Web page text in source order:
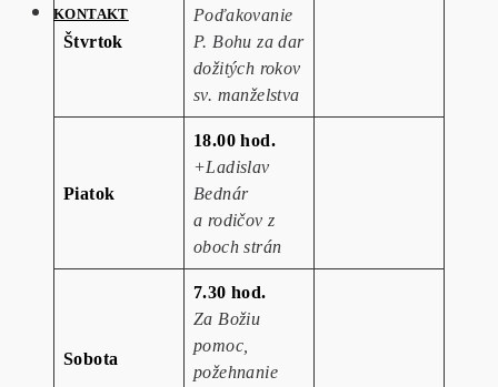
KONTAKT
Štvrtok
Poďakovanie
P. Bohu za dar
dožitých rokov
sv. manželstva
Piatok
18.00 hod.
+Ladislav
Bednár
a rodičov z
oboch strán
Sobota
7.30 hod.
Za Božiu
pomoc,
požehnanie